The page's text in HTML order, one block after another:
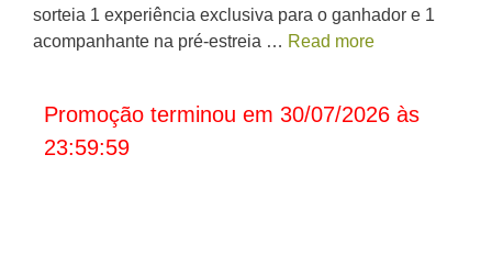
sorteia 1 experiência exclusiva para o ganhador e 1
acompanhante na pré-estreia … Read more
Promoção terminou em 30/07/2026 às
23:59:59